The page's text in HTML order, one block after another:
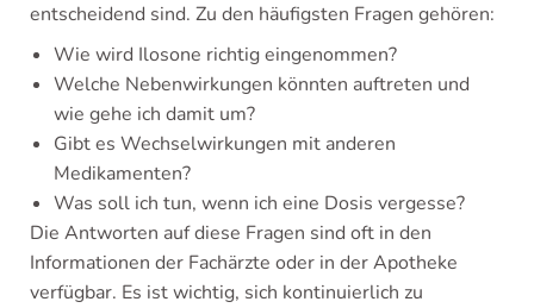
entscheidend sind. Zu den häufigsten Fragen gehören:
Wie wird Ilosone richtig eingenommen?
Welche Nebenwirkungen könnten auftreten und
wie gehe ich damit um?
Gibt es Wechselwirkungen mit anderen
Medikamenten?
Was soll ich tun, wenn ich eine Dosis vergesse?
Die Antworten auf diese Fragen sind oft in den
Informationen der Fachärzte oder in der Apotheke
verfügbar. Es ist wichtig, sich kontinuierlich zu